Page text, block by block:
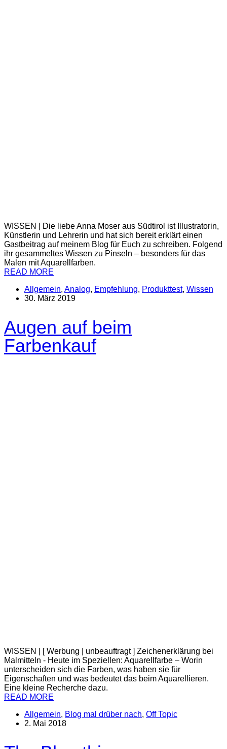
WISSEN | Die liebe Anna Moser aus Südtirol ist Illustratorin,
Künstlerin und Lehrerin und hat sich bereit erklärt einen
Gastbeitrag auf meinem Blog für Euch zu schreiben. Folgend
ihr gesammeltes Wissen zu Pinseln – besonders für das
Malen mit Aquarellfarben.
READ MORE
Allgemein, Analog, Empfehlung, Produkttest, Wissen
30. März 2019
Augen auf beim
Farbenkauf
WISSEN | [ Werbung | unbeauftragt ] Zeichenerklärung bei
Malmitteln - Heute im Speziellen: Aquarellfarbe – Worin
unterscheiden sich die Farben, was haben sie für
Eigenschaften und was bedeutet das beim Aquarellieren.
Eine kleine Recherche dazu.
READ MORE
Allgemein, Blog mal drüber nach, Off Topic
2. Mai 2018